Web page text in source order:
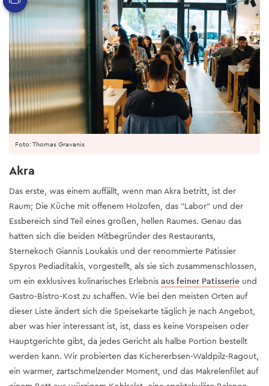
Akra
Das erste, was einem auffällt, wenn man Akra betritt, ist der
Raum; Die Küche mit offenem Holzofen, das "Labor" und der
Essbereich sind Teil eines großen, hellen Raumes. Genau das
hatten sich die beiden Mitbegründer des Restaurants,
Sternekoch Giannis Loukakis und der renommierte Patissier
Spyros Pediaditakis, vorgestellt, als sie sich zusammenschlossen,
um ein exklusives kulinarisches Erlebnis aus feiner Patisserie und
Gastro-Bistro-Kost zu schaffen. Wie bei den meisten Orten auf
dieser Liste ändert sich die Speisekarte täglich je nach Angebot,
aber was hier interessant ist, ist, dass es keine Vorspeisen oder
Hauptgerichte gibt, da jedes Gericht als halbe Portion bestellt
werden kann. Wir probierten das Kichererbsen-Waldpilz-Ragout,
ein warmer, zartschmelzender Moment, und das Makrelenfilet auf
Foto: Thomas Gravanis